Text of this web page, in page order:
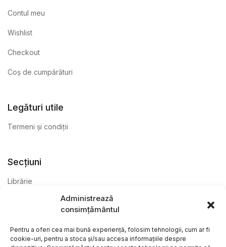
Administrează
consimțământul
Pentru a oferi cea mai bună experiență, folosim tehnologii, cum ar fi
cookie-uri, pentru a stoca și/sau accesa informațiile despre
Contul meu
Wishlist
Checkout
Coș de cumpărături
Legături utile
Termeni și condiții
Secțiuni
Librărie